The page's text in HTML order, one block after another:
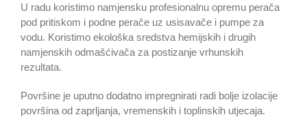
U radu koristimo namjensku profesionalnu opremu perača
pod pritiskom i podne perače uz usisavače i pumpe za
vodu. Koristimo ekološka sredstva hemijskih i drugih
namjenskih odmašćivača za postizanje vrhunskih
rezultata.
Površine je uputno dodatno impregnirati radi bolje izolacije
površina od zaprljanja, vremenskih i toplinskih utjecaja.